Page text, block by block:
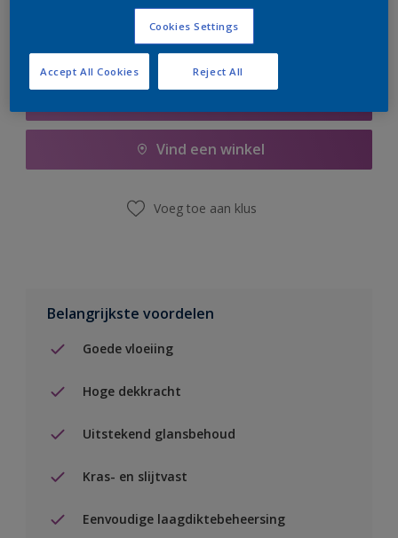
Vind een winkel
Voeg toe aan klus
Belangrijkste voordelen
Goede vloeiing
Hoge dekkracht
Uitstekend glansbehoud
Kras- en slijtvast
Eenvoudige laagdiktebeheersing
Cookies Settings
Reject All
Accept All Cookies